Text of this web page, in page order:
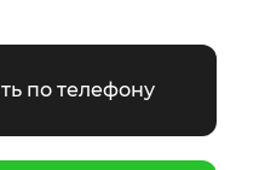
по телефону